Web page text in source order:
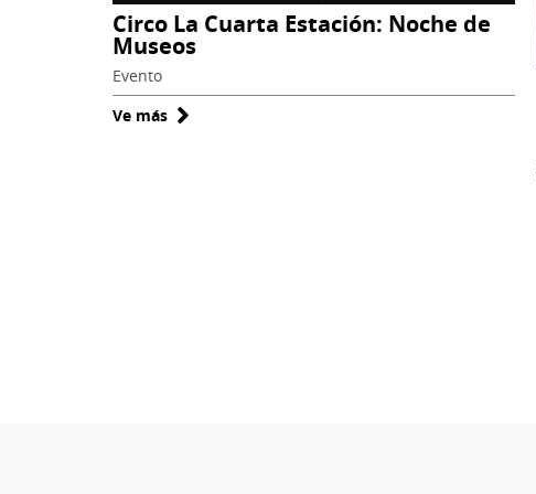
Circo La Cuarta Estación: Noche de
Museos
Evento
Ve más sobre